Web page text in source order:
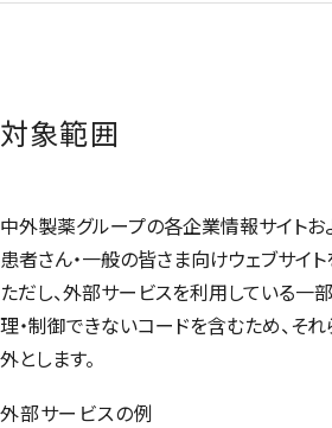
対象範囲
中外製薬グループの各企業情報サイト
患者さん・一般の皆さま向けウェブサイト
ただし、外部サービスを利用している一
理・制御できないコードを含むため、そ
外とします。
外部サービスの例